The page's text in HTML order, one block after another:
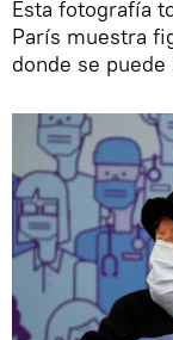
Esta fotografía
París muestra
donde se puede